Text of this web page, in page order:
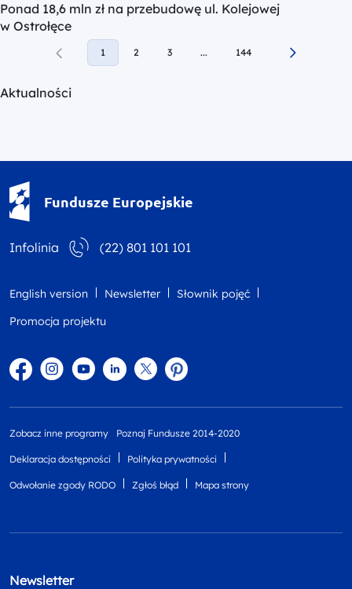
Ponad 18,6 mln zł na przebudowę ul. Kolejowej
w Ostrołęce
1 2 3 ... 144
Aktualności
Fundusze Europejskie
Infolinia (22) 801 101 101
English version Newsletter
Słownik pojęć
Promocja projektu
FacebookInstagram
YouTubeLinkedintwitterPinterest
Zobacz inne programy Poznaj Fundusze 2014-2020
Deklaracja dostępności Polityka prywatności
Odwołanie zgody RODO Zgłoś błąd Mapa strony
Newsletter